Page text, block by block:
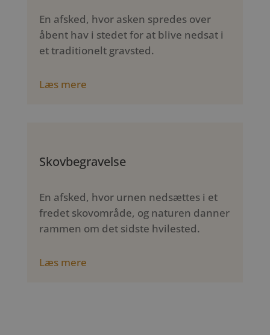
En afsked, hvor asken spredes over
åbent hav i stedet for at blive nedsat i
et traditionelt gravsted.
Læs mere
Skovbegravelse
En afsked, hvor urnen nedsættes i et
fredet skovområde, og naturen danner
rammen om det sidste hvilested.
Læs mere